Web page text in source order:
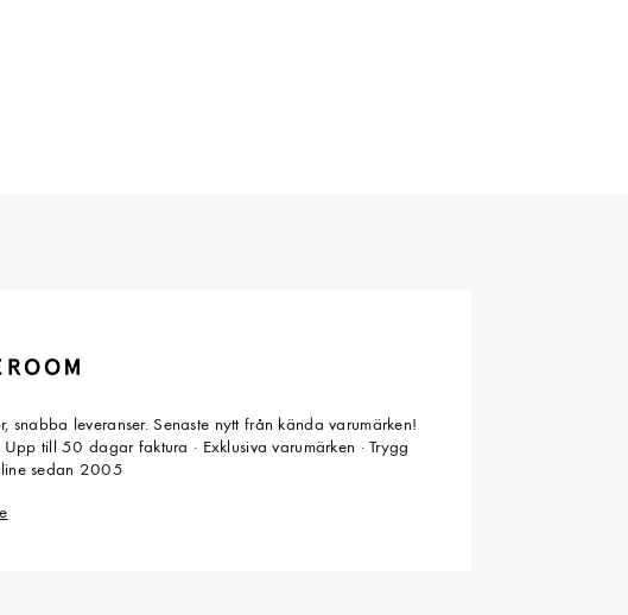
snabba leveranser. Senaste nytt från kända varumärken!
Upp till 50 dagar faktura · Exklusiva varumärken · Trygg
sedan 2005